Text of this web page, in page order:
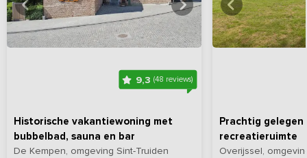
9,3(48 reviews)
Historische vakantiewoning met
bubbelbad, sauna en bar
De Kempen, omgeving Sint-Truiden
Bekijkhieralle foto's
Prachtig
recreatieruimte
Overijssel,
Bekijk